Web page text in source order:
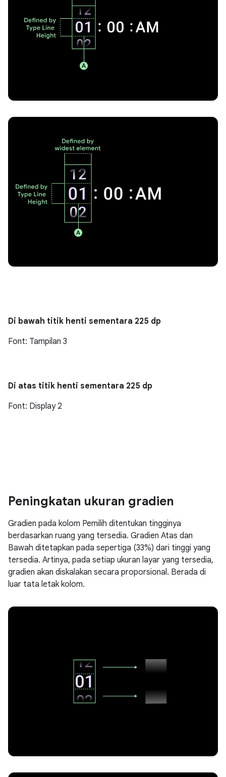
Di bawah titik henti sementara 225 dp
Font: Tampilan 3
Di atas titik henti sementara 225 dp
Font: Display 2
Peningkatan ukuran gradien
Gradien pada kolom Pemilih ditentukan tingginya
berdasarkan ruang yang tersedia. Gradien Atas dan
Bawah ditetapkan pada sepertiga (33%) dari tinggi yang
tersedia. Artinya, pada setiap ukuran layar yang tersedia,
gradien akan diskalakan secara proporsional. Berada di
luar tata letak kolom.